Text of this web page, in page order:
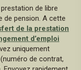
de libre
de pension. A cette
de la prestation
d’emploi
uniquement
de contrat,